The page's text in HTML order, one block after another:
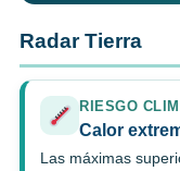
Radar Tierra
RIESGO
Calor
Las máximas